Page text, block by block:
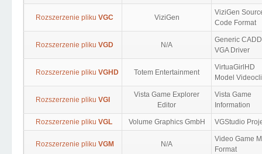
Rozszerzenie pliku VGC ViziGen
ViziGen
Code Format
Rozszerzenie pliku VGD N/A
Generic CADD
VGA Driver
Rozszerzenie pliku VGHD Totem Entertainment
VirtuaGirlHD
Model
Rozszerzenie pliku VGI
Vista Game Explorer
Editor
Vista Game
Information
Rozszerzenie pliku VGL Volume Graphics GmbH VGStudio
Rozszerzenie pliku VGM N/A
Video Game
Format